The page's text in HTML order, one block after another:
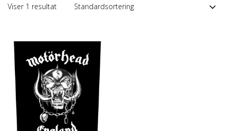
Viser 1 resultat